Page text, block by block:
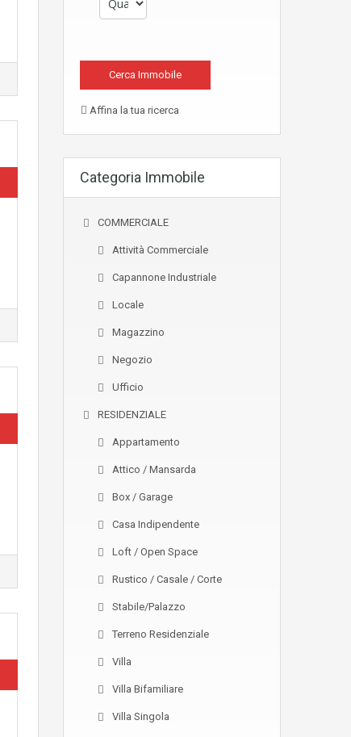
Affina la tua ricerca
Categoria Immobile
COMMERCIALE
Attività Commerciale
Capannone Industriale
Locale
Magazzino
Negozio
Ufficio
RESIDENZIALE
Appartamento
Attico / Mansarda
Box / Garage
Casa Indipendente
Loft / Open Space
Rustico / Casale / Corte
Stabile/Palazzo
Terreno Residenziale
Villa
Villa Bifamiliare
Villa Singola